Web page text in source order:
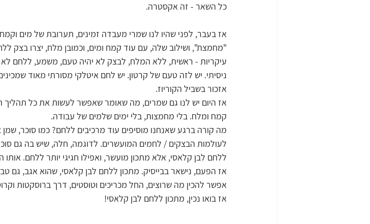
כל השאר - זה אקסטרה.
אז בעבר, לפני שהיו לנו שמרי מעבדה זמינים, תערובת של מים
"מחמצת", ושילוב שלה, עם עוד קמח ומים, וכמובן מלח, יצרו בצק
עיקריות - ראשית, ללא המלח, לבצק לא יהיה טעם, משמע, ללחם לא
ניסיתי. יש לזה טעם של קרטון. יש לחם איטלקי מסורתי מאוד
אזכור בשביל הקוריוז.
אז היום יש לנו גם שמרים, מה שאומר שאפשר לעשות את כל תהליך
קמח ומלח. בלי מחמצות, בלי ימים שלמים של עבודה.
מה קורה ברגע שאנחנו מוסיפים עוד מרכיבים ללחם? כמו סוכר,
לעולמות הבצקים / לחמים המועשרים. לדוגמה, חלה, שיש בה גם
ללחם לבן קלאסי, אלא מתכון מועשר, ואפילו חגיגי יותר ללחם.
אז הפעם, נישאר בבייסיק. מתכון ללחם לבן קלאסי, שהוא אגב, גם
אפשר להכין מה שרוצים, החל מכריכים וטוסטים, דרך ברוסקטות
אז בואו נכין, מתכון ללחם לבן קלאסי!